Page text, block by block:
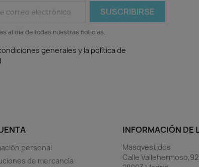
al día de todas nuestras noticias.
generales y la política de
personal
de mercancía
INFORMACIÓN DE
Masqvestidos
Calle Vallehermoso,92